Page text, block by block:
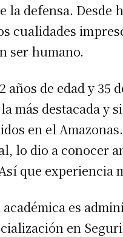
la defensa.
cualidades
ser humano.
años de edad y
más destacada y
en el
lo dio a conocer
que experiencia
es
en